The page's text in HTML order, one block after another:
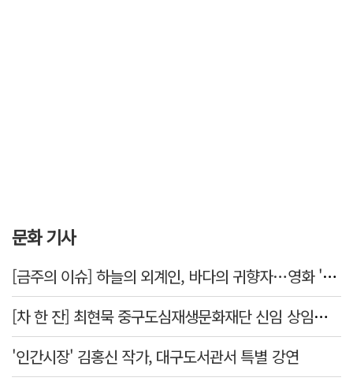
문화 기사
[금주의 이슈] 하늘의 외계인, 바다의 귀향자…영화 '호프'와 '오디세이'
[차 한 잔] 최현묵 중구도심재생문화재단 신임 상임이사 "서문시장·경상감영 등 지역 자원 활용…문화의 일상화"
'인간시장' 김홍신 작가, 대구도서관서 특별 강연